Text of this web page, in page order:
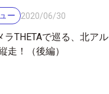
ー 2020/06/30
ラTHETAで巡る、北アル
走！（後編）